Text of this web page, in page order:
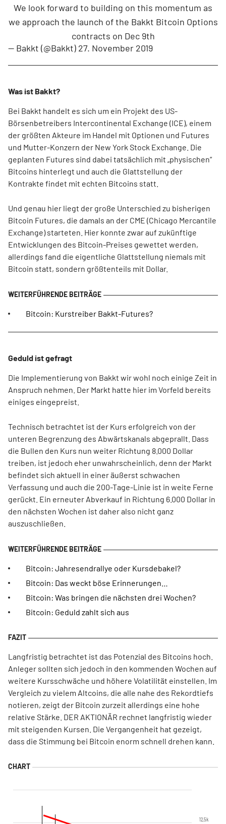
We look forward to building on this momentum as
we approach the launch of the Bakkt Bitcoin Options
contracts on Dec 9th
— Bakkt (@Bakkt) 27. November 2019
Was ist Bakkt?
Bei Bakkt handelt es sich um ein Projekt des US-
Börsenbetreibers Intercontinental Exchange (ICE), einem
der größten Akteure im Handel mit Optionen und Futures
und Mutter-Konzern der New York Stock Exchange. Die
geplanten Futures sind dabei tatsächlich mit „physischen“
Bitcoins hinterlegt und auch die Glattstellung der
Kontrakte findet mit echten Bitcoins statt.
Und genau hier liegt der große Unterschied zu bisherigen
Bitcoin Futures, die damals an der CME (Chicago Mercantile
Exchange) starteten. Hier konnte zwar auf zukünftige
Entwicklungen des Bitcoin-Preises gewettet werden,
allerdings fand die eigentliche Glattstellung niemals mit
Bitcoin statt, sondern größtenteils mit Dollar.
Bitcoin: Kurstreiber Bakkt-Futures?
Geduld ist gefragt
Die Implementierung von Bakkt wir wohl noch einige Zeit in
Anspruch nehmen. Der Markt hatte hier im Vorfeld bereits
einiges eingepreist.
Technisch betrachtet ist der Kurs erfolgreich von der
unteren Begrenzung des Abwärtskanals abgeprallt. Dass
die Bullen den Kurs nun weiter Richtung 8.000 Dollar
treiben, ist jedoch eher unwahrscheinlich, denn der Markt
befindet sich aktuell in einer äußerst schwachen
Verfassung und auch die 200-Tage-Linie ist in weite Ferne
gerückt. Ein erneuter Abverkauf in Richtung 6.000 Dollar in
den nächsten Wochen ist daher also nicht ganz
auszuschließen.
Bitcoin: Jahresendrallye oder Kursdebakel?
Bitcoin: Das weckt böse Erinnerungen…
Bitcoin: Was bringen die nächsten drei Wochen?
Bitcoin: Geduld zahlt sich aus
Langfristig betrachtet ist das Potenzial des Bitcoins hoch.
Anleger sollten sich jedoch in den kommenden Wochen auf
weitere Kursschwäche und höhere Volatilität einstellen. Im
Vergleich zu vielem Altcoins, die alle nahe des Rekordtiefs
notieren, zeigt der Bitcoin zurzeit allerdings eine hohe
relative Stärke. DER AKTIONÄR rechnet langfristig wieder
mit steigenden Kursen. Die Vergangenheit hat gezeigt,
dass die Stimmung bei Bitcoin enorm schnell drehen kann.
12,5k